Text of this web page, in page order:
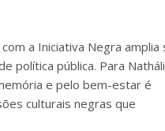
a Iniciativa Negra amplia
política pública. Para
e pelo bem-estar é
culturais negras que